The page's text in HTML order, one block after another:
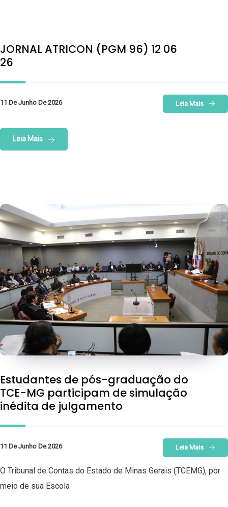
JORNAL ATRICON (PGM 96) 12 06
26
11 De Junho De 2026 Leia Mais
Leia Mais
Estudantes de pós-graduação do
TCE-MG participam de simulação
inédita de julgamento
11 De Junho De 2026 Leia Mais
O Tribunal de Contas do Estado de Minas Gerais (TCEMG), por
meio de sua Escola